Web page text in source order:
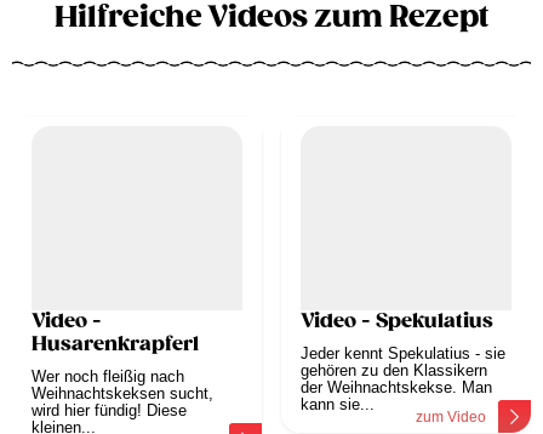
Hilfreiche Videos zum Rezept
Video -
Husarenkrapferl
Wer noch fleißig nach
Weihnachtskeksen sucht,
wird hier fündig! Diese
kleinen...
Video - Spekulatius
Jeder kennt Spekulatius - sie
gehören zu den Klassikern
der Weihnachtskekse. Man
kann sie...
zum Video